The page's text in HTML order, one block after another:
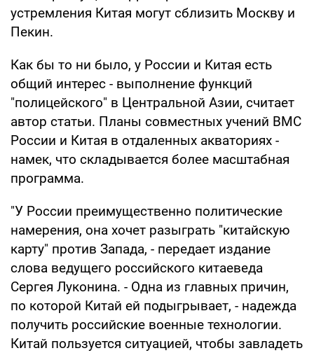
устремления Китая могут сблизить Москву и
Пекин.
Как бы то ни было, у России и Китая есть
общий интерес - выполнение функций
"полицейского" в Центральной Азии, считает
автор статьи. Планы совместных учений ВМС
России и Китая в отдаленных акваториях -
намек, что складывается более масштабная
программа.
"У России преимущественно политические
намерения, она хочет разыграть "китайскую
карту" против Запада, - передает издание
слова ведущего российского китаеведа
Сергея Луконина. - Одна из главных причин,
по которой Китай ей подыгрывает, - надежда
получить российские военные технологии.
Китай пользуется ситуацией, чтобы завладеть